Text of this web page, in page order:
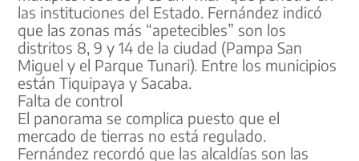
las instituciones del Estado. Fernández indicó
que las zonas más “apetecibles” son los
distritos 8, 9 y 14 de la ciudad (Pampa San
Miguel y el Parque Tunari). Entre los municipios
están Tiquipaya y Sacaba.
Falta de control
El panorama se complica puesto que el
mercado de tierras no está regulado.
Fernández recordó que las alcaldías son las